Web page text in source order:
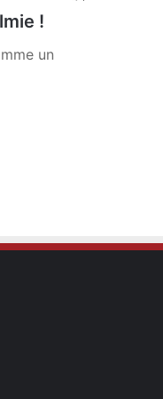
!
un